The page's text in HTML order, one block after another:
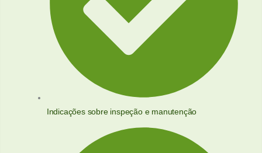
Indicações sobre inspeção e manutenção